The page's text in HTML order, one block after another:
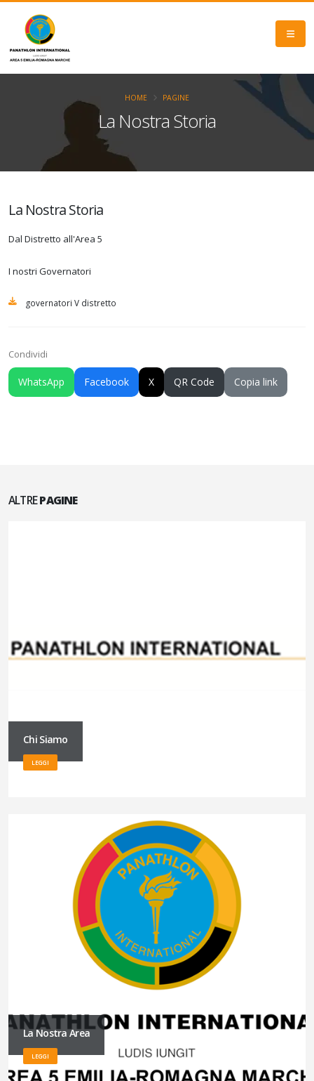
La Nostra Storia
HOME PAGINE
La Nostra Storia
Dal Distretto all'Area 5
I nostri Governatori
governatori V distretto
Condividi
WhatsApp Facebook X QR Code Copia link
ALTREPAGINE
Chi Siamo
LEGGI
La Nostra Area
LEGGI